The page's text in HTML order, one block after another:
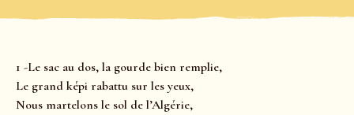
1 -Le sac au dos, la gourde bien remplie,
Le grand képi rabattu sur les yeux,
Nous martelons le sol de l’Algérie,